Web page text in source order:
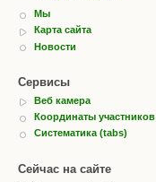
Мы
Карта сайта
Новости
Сервисы
Веб камера
Координаты участников
Систематика (tabs)
Сейчас на сайте